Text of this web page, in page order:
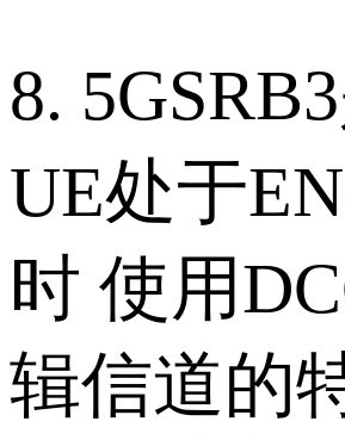
8.
UE处于
时 使用
辑信道的